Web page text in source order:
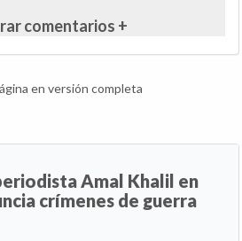
comentarios +
en versión completa
Amal Khalil en
crímenes de guerra